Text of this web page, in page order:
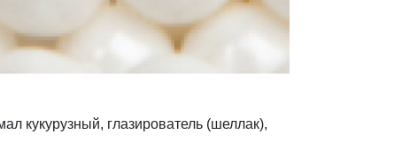
кукурузный, глазирователь (шеллак),